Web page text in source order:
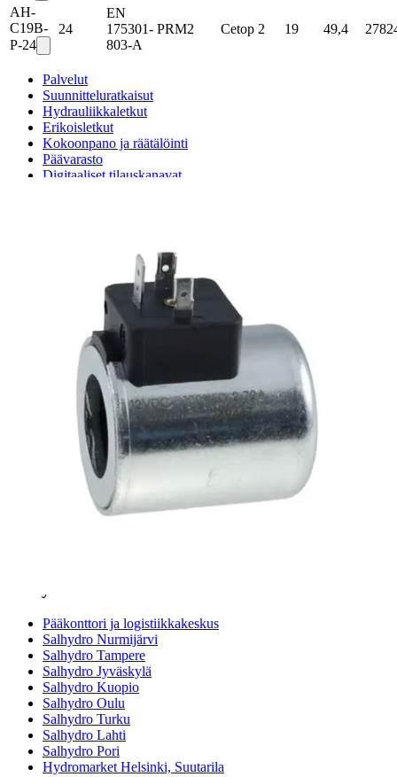
AH-
C19B-
P-24
24
EN
175301-
803-A
PRM2 Cetop 2 19 49,4
Palvelut
Suunnitteluratkaisut
Hydrauliikkaletkut
Erikoisletkut
Kokoonpano ja räätälöinti
Päävarasto
Digitaaliset tilauskanavat
Tekninen tuki
Sylinterilaskuri
Sähköteholaskuri
Virtausnopeuslaskuri
Hammaspyöräpumpun tilavuuslaskuri
Hydrauliteholaskuri
Teollisuusletkuhaku
Suodatinhaku
Magneettikelahaku
Meistä
Avoimet työpaikat
Ympäristöpolitiikka
Messut ja tapahtumat
Pääkonttori ja logistiikkakeskus
Salhydro Nurmijärvi
Salhydro Tampere
Salhydro Jyväskylä
Salhydro Kuopio
Salhydro Oulu
Salhydro Turku
Salhydro Lahti
Salhydro Pori
Hydromarket Helsinki, Suutarila